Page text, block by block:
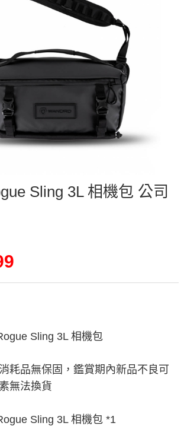
Sling 3L 相機包 公司
Sling 3L 相機包
耗品無保固，鑑賞期內新品不良可
無法換貨
Sling 3L 相機包 *1